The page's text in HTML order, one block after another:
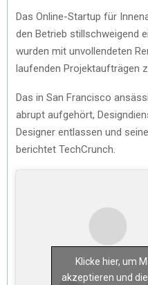
Das Online-Startup für
den Betrieb stillschweigend
wurden mit unvollendeten
laufenden Projektaufträgen
Das in San Francisco
abrupt aufgehört,
Designer entlassen und
berichtet TechCrunch.
Klicke hier, um
akzeptieren und